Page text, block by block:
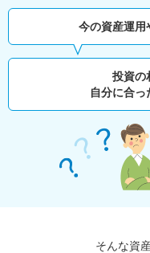
今の資産運用
投資の
自分に合
そんな資